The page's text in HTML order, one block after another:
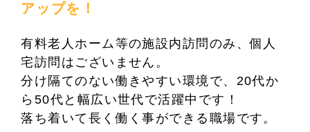
アップを！
有料老人ホーム等の施設内訪問のみ、個人
宅訪問はございません。
分け隔てのない働きやすい環境で、20代か
ら50代と幅広い世代で活躍中です！
落ち着いて長く働く事ができる職場です。